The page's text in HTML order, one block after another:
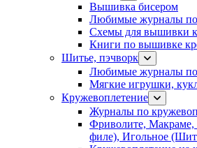
Вышивка бисером
Любимые журналы
Схемы для вышивки
Книги по вышивке
Шитье, пэчворк
Любимые журналы
Мягкие игрушки,
Кружевоплетение
Журналы по
Фриволите,
филе), Игольное